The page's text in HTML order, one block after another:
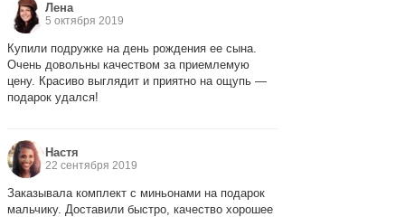
Лена
5 октября 2019
Купили подружке на день рождения ее сына.
Очень довольны качеством за приемлемую
цену. Красиво выглядит и приятно на ощупь —
подарок удался!
Настя
22 сентября 2019
Заказывала комплект с миньонами на подарок
мальчику. Доставили быстро, качество хорошее